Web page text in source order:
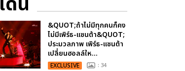
&QUOT;ถ้าไม่มีทุกคนก็คง
ไม่มีเพิร์ธ-แซนต้า&QUOT;
ประมวลภาพ เพิร์ธ-แซนต้า
เปลี่ยนฮอลล์ให...
EXCLUSIVE : 34